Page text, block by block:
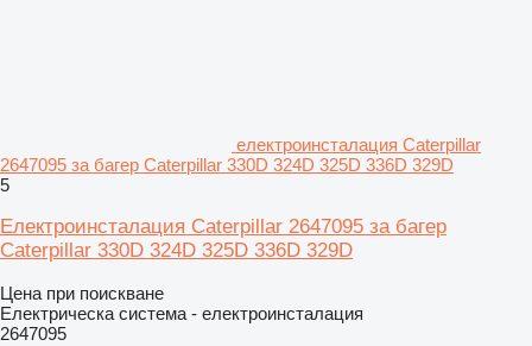
електроинсталация Caterpillar
2647095 за багер Caterpillar 330D 324D 325D 336D 329D
5
Електроинсталация Caterpillar 2647095 за багер
Caterpillar 330D 324D 325D 336D 329D
Цена при поискване
Електрическа система - електроинсталация
2647095